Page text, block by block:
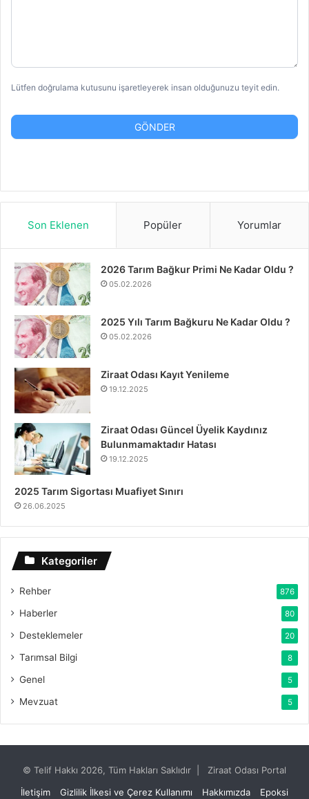
Lütfen doğrulama kutusunu işaretleyerek insan olduğunuzu teyit edin.
GÖNDER
Son Eklenen Popüler Yorumlar
2026 Tarım Bağkur Primi Ne Kadar Oldu ?
05.02.2026
2025 Yılı Tarım Bağkuru Ne Kadar Oldu ?
05.02.2026
Ziraat Odası Kayıt Yenileme
19.12.2025
Ziraat Odası Güncel Üyelik Kaydınız
Bulunmamaktadır Hatası
19.12.2025
2025 Tarım Sigortası Muafiyet Sınırı
26.06.2025
Kategoriler
Rehber 876
Haberler 80
Desteklemeler 20
Tarımsal Bilgi 8
Genel 5
Mevzuat 5
© Telif Hakkı 2026, Tüm Hakları Saklıdır | Ziraat Odası Portal
İletişim
Gizlilik İlkesi ve Çerez Kullanımı Hakkımızda Epoksi